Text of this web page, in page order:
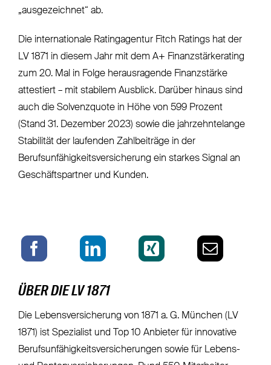
„ausgezeichnet“ ab.
Die internationale Ratingagentur Fitch Ratings hat der
LV 1871 in diesem Jahr mit dem A+ Finanzstärkerating
zum 20. Mal in Folge herausragende Finanzstärke
attestiert – mit stabilem Ausblick. Darüber hinaus sind
auch die Solvenzquote in Höhe von 599 Prozent
(Stand 31. Dezember 2023) sowie die jahrzehntelange
Stabilität der laufenden Zahlbeiträge in der
Berufsunfähigkeitsversicherung ein starkes Signal an
Geschäftspartner und Kunden.
ÜBER DIE LV 1871
Die Lebensversicherung von 1871 a. G. München (LV
1871) ist Spezialist und Top 10 Anbieter für innovative
Berufsunfähigkeitsversicherungen sowie für Lebens-